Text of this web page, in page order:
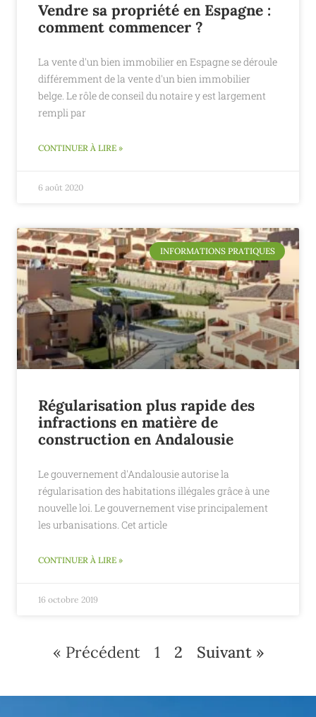
Vendre sa propriété en Espagne :
comment commencer ?
La vente d'un bien immobilier en Espagne se déroule
différemment de la vente d'un bien immobilier
belge. Le rôle de conseil du notaire y est largement
rempli par
CONTINUER À LIRE »
6 août 2020
INFORMATIONS PRATIQUES
Régularisation plus rapide des
infractions en matière de
construction en Andalousie
Le gouvernement d'Andalousie autorise la
régularisation des habitations illégales grâce à une
nouvelle loi. Le gouvernement vise principalement
les urbanisations. Cet article
CONTINUER À LIRE »
16 octobre 2019
« Précédent 1 2 Suivant »